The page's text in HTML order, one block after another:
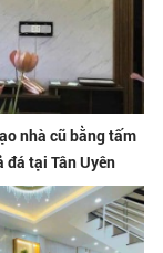
nhà cũ bằng tấm
đá tại Tân Uyên